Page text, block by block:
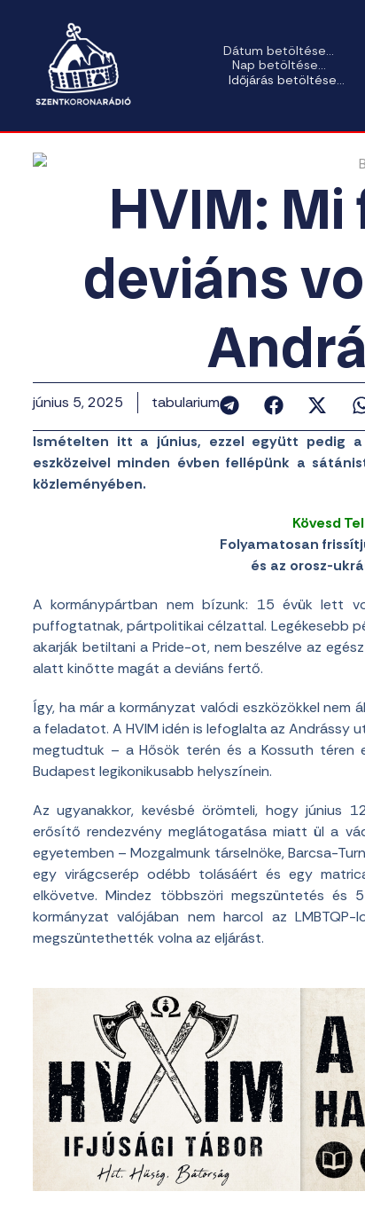
Dátum betöltése...
Nap betöltése...
Időjárás betöltése...
HVIM:
deviáns
június 5, 2025 tabularium
Ismételten itt a június, ezzel együtt pedig
eszközeivel minden évben fellépünk a
közleményében.
Kövesd
Folyamatosan
és az orosz-
A kormánypártban nem bízunk: 15 évük lett
puffogtatnak, pártpolitikai célzattal. Legékesebb
akarják betiltani a Pride-ot, nem beszélve az
alatt kinőtte magát a deviáns fertő.
Így, ha már a kormányzat valódi eszközökkel nem
a feladatot. A HVIM idén is lefoglalta az
megtudtuk – a Hősök terén és a Kossuth téren
Budapest legikonikusabb helyszínein.
Az ugyanakkor, kevésbé örömteli, hogy június
erősítő rendezvény meglátogatása miatt ül a
egyetemben – Mozgalmunk társelnöke, Barcsa-
egy virágcserép odébb tolásáért és egy
elkövetve. Mindez többszöri megszüntetés
kormányzat valójában nem harcol az LMBTQP-
megszüntethették volna az eljárást.